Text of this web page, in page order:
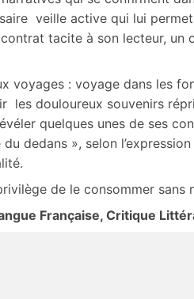
veille active qui lui
tacite à son lecteur, un
voyages : voyage dans les
les douloureux souvenirs
quelques unes de ses
dedans », selon
de le consommer sans
Française, Critique